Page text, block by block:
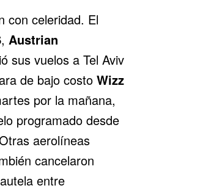
con celeridad. El
, Austrian
sus vuelos a Tel Aviv
de bajo costo Wizz
por la mañana,
programado desde
aerolíneas
cancelaron
entre